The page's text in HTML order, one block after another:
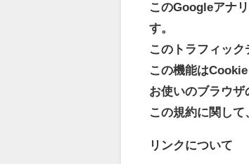
このGoogleアナ
す。
このトラフィック
この機能は
お使いのブラウザ
この規約に関して
リンクについて